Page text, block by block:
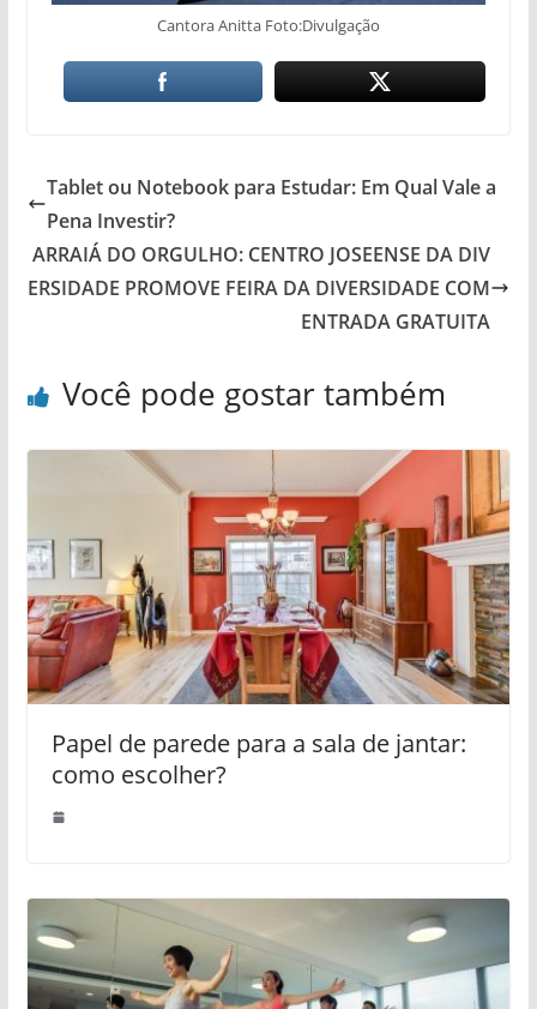
Cantora Anitta Foto:Divulgação
Tablet ou Notebook para Estudar: Em Qual Vale a
Pena Investir?
ARRAIÁ DO ORGULHO: CENTRO JOSEENSE DA DIV
ERSIDADE PROMOVE FEIRA DA DIVERSIDADE COM
ENTRADA GRATUITA
Você pode gostar também
Papel de parede para a sala de jantar:
como escolher?